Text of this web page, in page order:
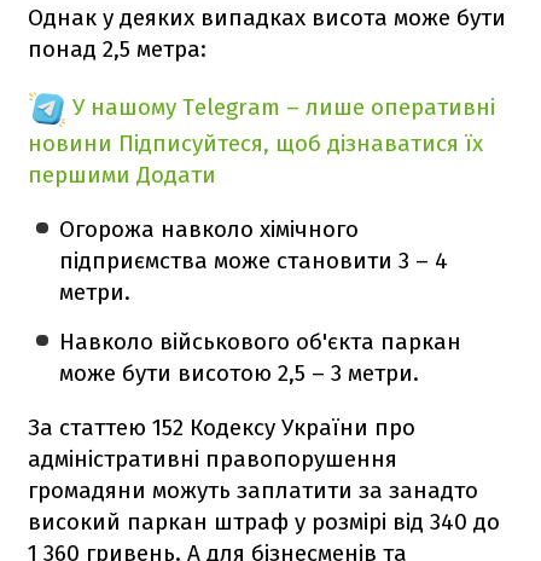
Однак у деяких випадках висота може бути
понад 2,5 метра:
У нашому Telegram – лише оперативні
новини Підписуйтеся, щоб дізнаватися їх
першими Додати
Огорожа навколо хімічного
підприємства може становити 3 – 4
метри.
Навколо військового об'єкта паркан
може бути висотою 2,5 – 3 метри.
За статтею 152 Кодексу України про
адміністративні правопорушення
громадяни можуть заплатити за занадто
високий паркан штраф у розмірі від 340 до
1 360 гривень. А для бізнесменів та